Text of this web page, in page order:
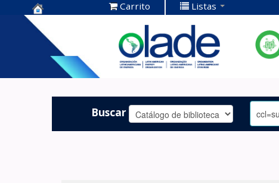
Centro de
Documentación
OLADE -
Carrito Listas
Buscar